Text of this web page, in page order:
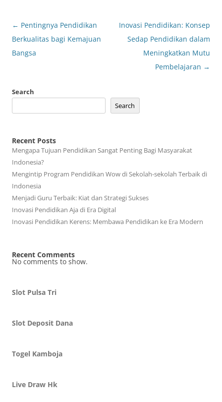
Post
navigation
← Pentingnya Pendidikan
Berkualitas bagi Kemajuan
Bangsa
Inovasi Pendidikan: Konsep
Sedap Pendidikan dalam
Meningkatkan Mutu
Pembelajaran →
Search
Search
Recent Posts
Mengapa Tujuan Pendidikan Sangat Penting Bagi Masyarakat
Indonesia?
Mengintip Program Pendidikan Wow di Sekolah-sekolah Terbaik di
Indonesia
Menjadi Guru Terbaik: Kiat dan Strategi Sukses
Inovasi Pendidikan Aja di Era Digital
Inovasi Pendidikan Kerens: Membawa Pendidikan ke Era Modern
Recent Comments
No comments to show.
Slot Pulsa Tri
Slot Deposit Dana
Togel Kamboja
Live Draw Hk